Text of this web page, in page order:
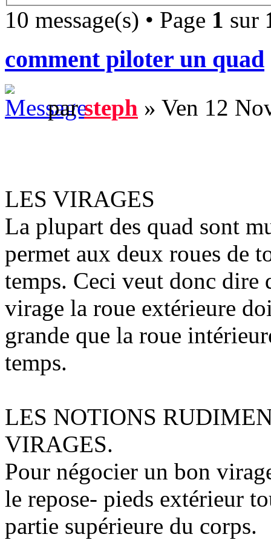
10 message(s) • Page 1 sur
comment piloter un quad
parsteph » Ven 12
LES VIRAGES
La plupart des quad sont
permet aux deux roues de
temps. Ceci veut donc dire
virage la roue extérieure
grande que la roue
temps.
LES NOTIONS
VIRAGES.
Pour négocier un bon
le repose- pieds extérieur
partie supérieure du corps.